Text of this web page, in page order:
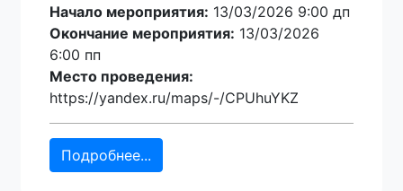
Начало мероприятия: 13/03/2026 9:00 дп
Окончание мероприятия: 13/03/2026
6:00 пп
Место проведения:
https://yandex.ru/maps/-/CPUhuYKZ
Подробнее...